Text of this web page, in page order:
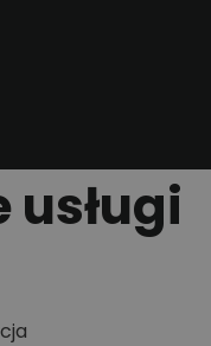
usługi